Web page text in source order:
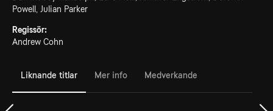
Powell, Julian Parker
Regissör:
Andrew Cohn
Liknande titlar Mer info Medverkande